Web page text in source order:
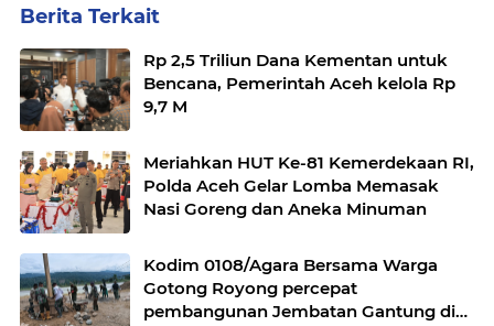
Berita Terkait
Rp 2,5 Triliun Dana Kementan untuk
Bencana, Pemerintah Aceh kelola Rp
9,7 M
Meriahkan HUT Ke-81 Kemerdekaan RI,
Polda Aceh Gelar Lomba Memasak
Nasi Goreng dan Aneka Minuman
Kodim 0108/Agara Bersama Warga
Gotong Royong percepat
pembangunan Jembatan Gantung di